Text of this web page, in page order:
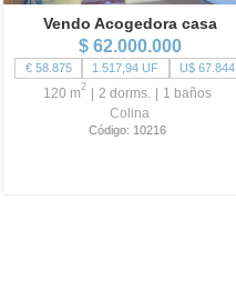
Vendo Acogedora casa
$ 62.000.000
€ 58.875 1.517,94 UF U$ 67.844
120 m2 2 dorms. 1 baños
Colina
Código: 10216